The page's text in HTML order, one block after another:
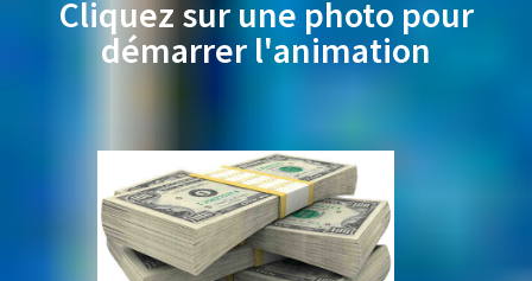
Cliquez sur une photo pour
démarrer l'animation